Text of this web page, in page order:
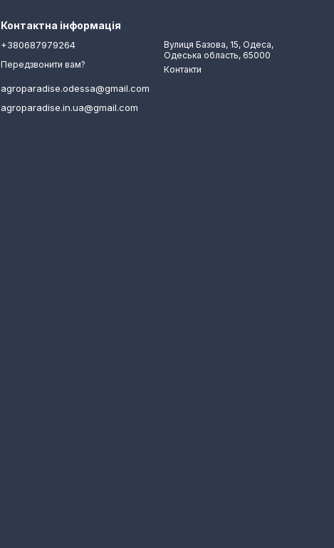
Контактна інформація
+380687979264
Передзвонити вам?
agroparadise.odessa@gmail.com
agroparadise.in.ua@gmail.com
Вулиця Базова, 15, Одеса,
Одеська область, 65000
Контакти